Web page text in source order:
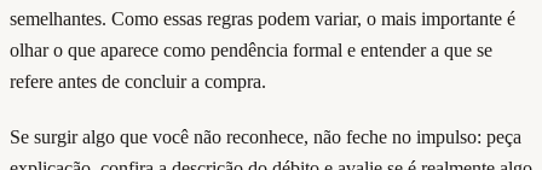
semelhantes. Como essas regras podem variar, o mais importante é
olhar o que aparece como pendência formal e entender a que se
refere antes de concluir a compra.
Se surgir algo que você não reconhece, não feche no impulso: peça